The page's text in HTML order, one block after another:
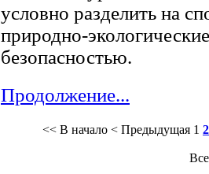
условно разделить на
природно-
безопасностью.
Продолжение...
<< В начало < Предыдущая 1 2